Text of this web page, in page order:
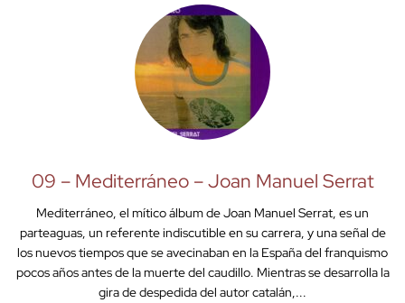
09 – Mediterráneo – Joan Manuel Serrat
Mediterráneo, el mítico álbum de Joan Manuel Serrat, es un
parteaguas, un referente indiscutible en su carrera, y una señal de
los nuevos tiempos que se avecinaban en la España del franquismo
pocos años antes de la muerte del caudillo. Mientras se desarrolla la
gira de despedida del autor catalán,...